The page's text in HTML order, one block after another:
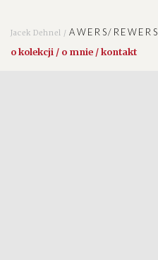
Jacek Dehnel /AWERS/REWERS
o kolekcji / o mnie / kontakt